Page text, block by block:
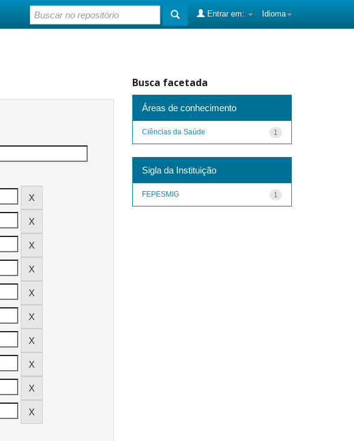
Idioma
Entrar em:
Busca facetada
Áreas de conhecimento
1
Ciências da Saúde
Sigla da Instituição
1
FEPESMIG